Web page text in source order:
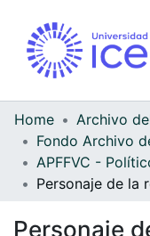
Home
Personaje de la
Personaje